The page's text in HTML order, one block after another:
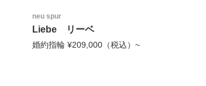
neu spur
Liebe リーベ
婚約指輪 ¥209,000（税込）~